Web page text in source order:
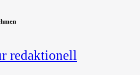
redaktionell